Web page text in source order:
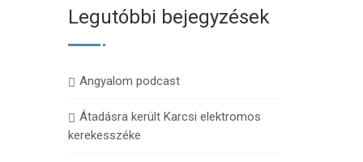
Legutóbbi bejegyzések
Angyalom podcast
Átadásra került Karcsi elektromos
kerekesszéke